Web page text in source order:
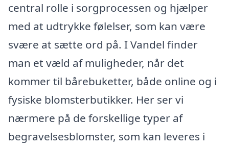
central rolle i sorgprocessen og hjælper
med at udtrykke følelser, som kan være
svære at sætte ord på. I Vandel finder
man et væld af muligheder, når det
kommer til bårebuketter, både online og i
fysiske blomsterbutikker. Her ser vi
nærmere på de forskellige typer af
begravelsesblomster, som kan leveres i